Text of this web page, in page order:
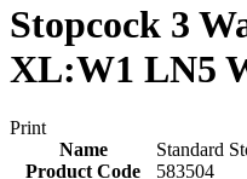
Stopcock 3
XL:W1 LN5
Print
Name
Standard
Product Code
583504